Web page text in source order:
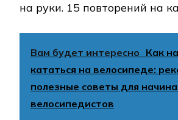
на руки. 15 повторений на
Вам будет интересно Как
кататься на велосипеде:
полезные советы для
велосипедистов